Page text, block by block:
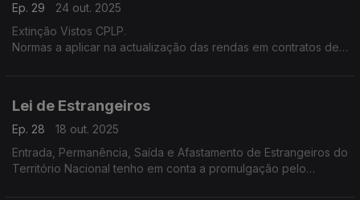
Ep. 29
24 out. 2025
Extinção Vistos CPLP.
Normas a aplicar na actualização das rendas em contratos de
Lei de Estrangeiros
Ep. 28
18 out. 2025
Entrada, Permanência, Saída e Afastamento de Estrangeiros do
Território Nacional tenho em conta a promulgação pelo